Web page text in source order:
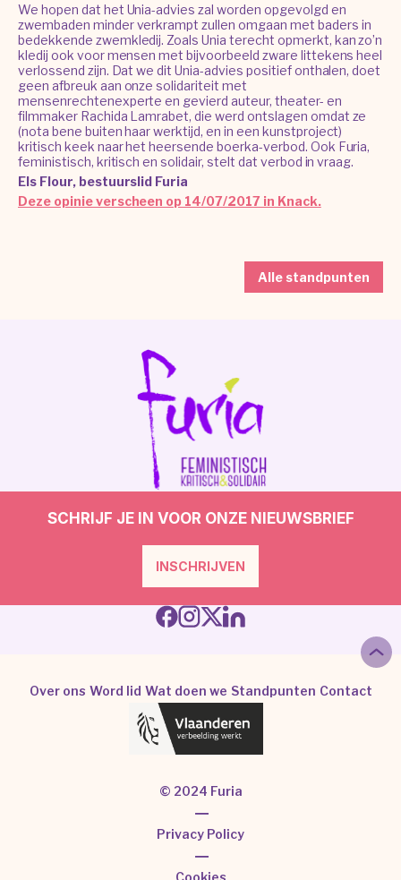
We hopen dat het Unia-advies zal worden opgevolgd en
zwembaden minder verkrampt zullen omgaan met baders in
bedekkende zwemkledij. Zoals Unia terecht opmerkt, kan zo’n
kledij ook voor mensen met bijvoorbeeld zware littekens heel
verlossend zijn. Dat we dit Unia-advies positief onthalen, doet
geen afbreuk aan onze solidariteit met
mensenrechtenexperte en gevierd auteur, theater- en
filmmaker Rachida Lamrabet, die werd ontslagen omdat ze
(nota bene buiten haar werktijd, en in een kunstproject)
kritisch keek naar het heersende boerka-verbod. Ook Furia,
feministisch, kritisch en solidair, stelt dat verbod in vraag.
Els Flour, bestuurslid Furia
Deze opinie verscheen op 14/07/2017 in Knack.
Alle standpunten
SCHRIJF JE IN VOOR ONZE NIEUWSBRIEF
INSCHRIJVEN
Over ons Word lid Wat doen we Standpunten Contact
© 2024 Furia
|
Privacy Policy
|